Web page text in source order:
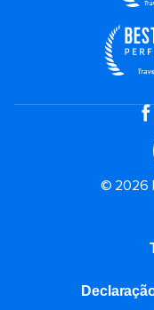
© 2026